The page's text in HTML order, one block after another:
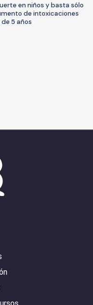
en niños y basta sólo
de intoxicaciones
5 años